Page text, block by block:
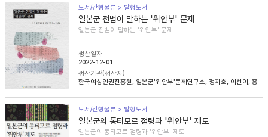
도서/간행물류 > 발행도서
일본군 전범이 말하는 '위안부' 문제
일본군 전범이 말하는 '위안부' 문제
생산일자
2022-12-01
생산기관(생산자)
한국여성인권진흥원, 일본군'위안부'문제연구소, 정지호, 이선이, 홍영미, 김승래
도서/간행물류 > 발행도서
일본군의 동티모르 점령과 '위안부' 제도
일본군의 동티모르 점령과 '위안부' 제도